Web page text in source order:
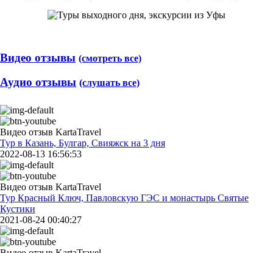
Видео отзывы (смотреть все)
Аудио отзывы (слушать все)
Видео отзыв KartaTravel
Тур в Казань, Булгар, Свияжск на 3 дня
2022-08-13 16:56:53
Видео отзыв KartaTravel
Тур Красный Ключ, Павловскую ГЭС и монастырь Святые
Кустики
2021-08-24 00:40:27